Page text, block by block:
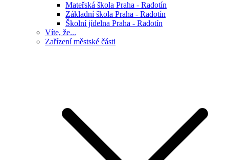
Mateřská škola Praha - Radotín
Základní škola Praha - Radotín
Školní jídelna Praha - Radotín
Víte, že...
Zařízení městské části